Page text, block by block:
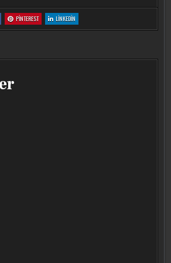
PINTEREST:
KÜÇÜKÇEKMECE’DE
KAÇAK
LINKEDIN
KÜÇÜKÇEKMECE’DE
KAÇAK